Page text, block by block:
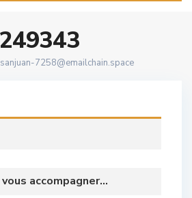
7258@emailchain.space
accompagner...